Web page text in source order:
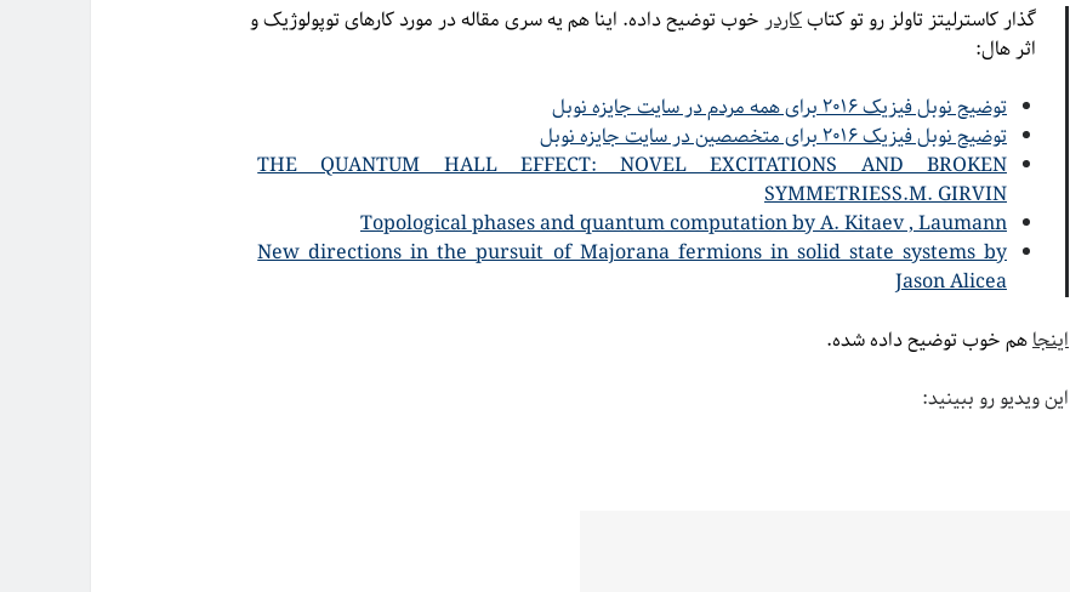
گذار کاسترلیتز تاولز رو تو کتابکاردرخوب توضیح داده. اینا هم یه سری مقاله در مورد کارهای توپولوژیک و
اثر هال:
توضیح نوبل فیزیک ۲۰۱۶ برای همه مردم در سایت جایزه نوبل
توضیح نوبل فیزیک ۲۰۱۶ برای متخصصین در سایت جایزه نوبل
THE QUANTUM HALL EFFECT: NOVEL EXCITATIONS AND BROKEN
SYMMETRIESS.M. GIRVIN
Topological phases and quantum computation by A. Kitaev , Laumann
New directions in the pursuit of Majorana fermions in solid state systems by
Jason Alicea
اینجاهم خوب توضیح داده شده.
این ویدیو رو ببینید: